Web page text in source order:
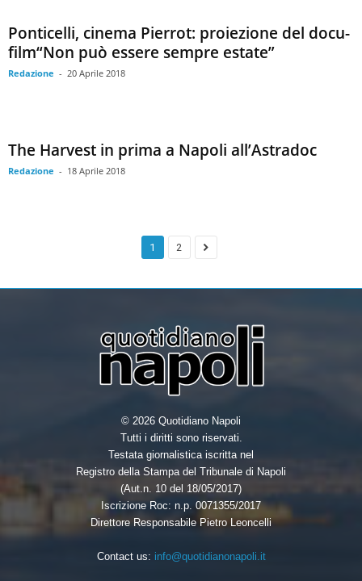
Ponticelli, cinema Pierrot: proiezione del docu-
film“Non può essere sempre estate”
Redazione - 20 Aprile 2018
The Harvest in prima a Napoli all’Astradoc
Redazione - 18 Aprile 2018
1 2
© 2026 Quotidiano Napoli
Tutti i diritti sono riservati.
Testata giornalistica iscritta nel
Registro della Stampa del Tribunale di Napoli
(Aut.n. 10 del 18/05/2017)
Iscrizione Roc: n.p. 0071355/2017
Direttore Responsabile Pietro Leoncelli
Contact us: info@quotidianonapoli.it